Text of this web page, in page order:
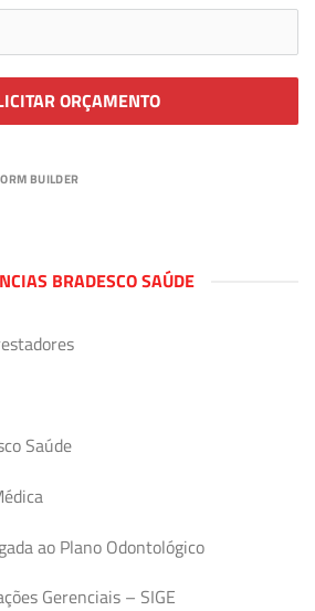
ORÇAMENTO
BUILDER
BRADESCO SAÚDE
Saúde
ao Plano Odontológico
Gerenciais – SIGE